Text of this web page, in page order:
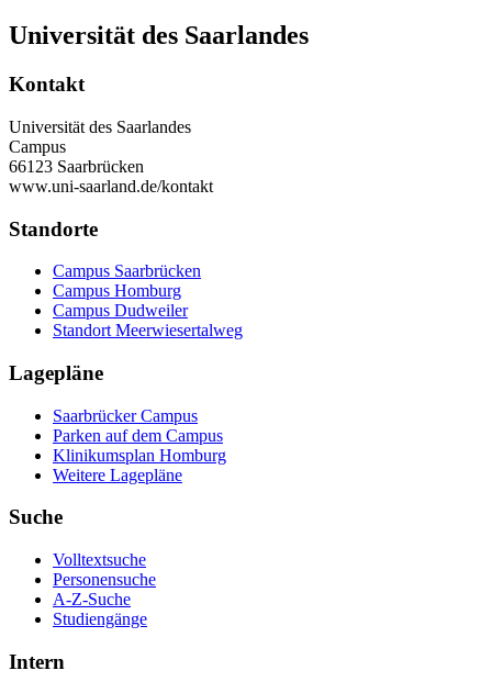
Universität des Saarlandes
Kontakt
Universität des Saarlandes
Campus
66123 Saarbrücken
www.uni-saarland.de/kontakt
Standorte
Campus Saarbrücken
Campus Homburg
Campus Dudweiler
Standort Meerwiesertalweg
Lagepläne
Saarbrücker Campus
Parken auf dem Campus
Klinikumsplan Homburg
Weitere Lagepläne
Suche
Volltextsuche
Personensuche
A-Z-Suche
Studiengänge
Intern